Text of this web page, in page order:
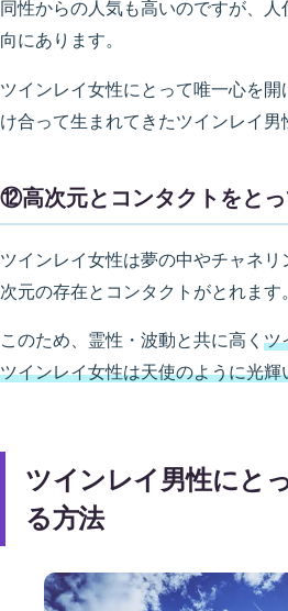
同性からの人気も高いのですが、
向にあります。
ツインレイ女性にとって唯一心を
け合って生まれてきたツインレイ男
⑫高次元とコンタクトをと
ツインレイ女性は夢の中やチャネ
次元の存在とコンタクトがとれます。
このため、霊性・波動と共に高く ツ
ツインレイ女性は天使のように光輝
ツインレイ男性にと
る方法